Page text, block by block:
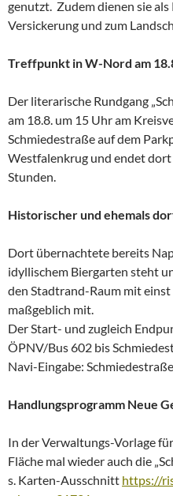
genutzt. Zudem dienen sie
Versickerung und zum
Treffpunkt in W-Nord am
Der literarische Rundgang
am 18.8. um 15 Uhr am
Schmiedestraße auf dem
Westfalenkrug und endet dort
Stunden.
Historischer und ehemals
Dort übernachtete bereits
idyllischem Biergarten steht
den Stadtrand-Raum mit
maßgeblich mit.
Der Start- und zugleich
ÖPNV/Bus 602 bis
Navi-Eingabe:
Handlungsprogramm Neue
In der Verwaltungs-Vorlage
Fläche mal wieder auch die
s. Karten-Ausschnitt https://